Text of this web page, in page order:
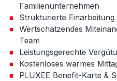
Familienunternehmen
Strukturierte Einarbeitung
Wertschätzendes
Team
Leistungsgerechte
Kostenloses warmes
PLUXEE Benefit-Karte &